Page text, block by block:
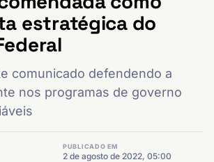
estratégica do
comunicado defendendo a
nos programas de governo
PUBLICADO EM
2 de agosto de 2022, 05:00